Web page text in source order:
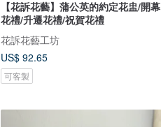
【花訴花藝】蒲公英的約定花盅/開幕
花禮/升遷花禮/祝賀花禮
花訴花藝工坊
US$ 92.65
可客製